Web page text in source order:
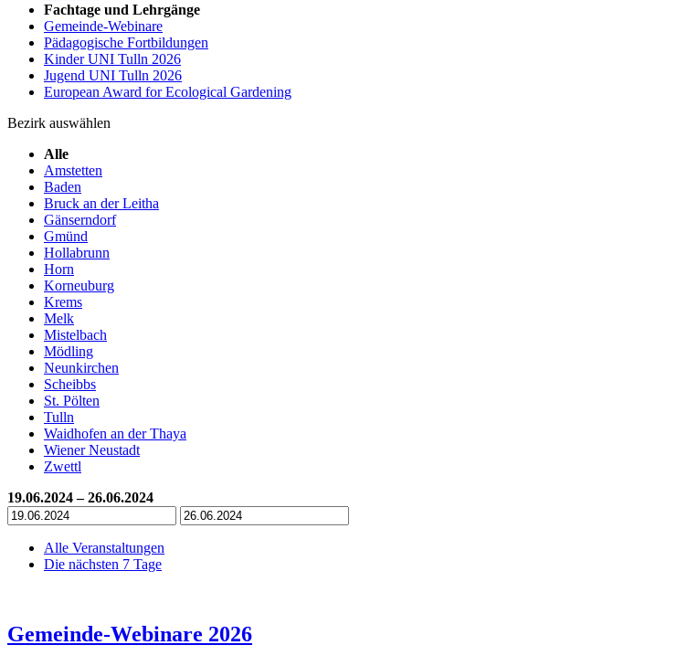
Fachtage und Lehrgänge
Gemeinde-Webinare
Pädagogische Fortbildungen
Kinder UNI Tulln 2026
Jugend UNI Tulln 2026
European Award for Ecological Gardening
Bezirk auswählen
Alle
Amstetten
Baden
Bruck an der Leitha
Gänserndorf
Gmünd
Hollabrunn
Horn
Korneuburg
Krems
Melk
Mistelbach
Mödling
Neunkirchen
Scheibbs
St. Pölten
Tulln
Waidhofen an der Thaya
Wiener Neustadt
Zwettl
19.06.2024 – 26.06.2024
Alle Veranstaltungen
Die nächsten 7 Tage
Gemeinde-Webinare 2026